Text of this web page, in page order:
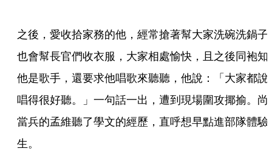
之後，愛收拾家務的他，經常搶著幫大家洗碗洗鍋子
也會幫長官們收衣服，大家相處愉快，且之後同袍知
他是歌手，還要求他唱歌來聽聽，他說：「大家都說
唱得很好聽。」一句話一出，遭到現場圍攻揶揄。尚
當兵的孟維聽了學文的經歷，直呼想早點進部隊體驗
生。